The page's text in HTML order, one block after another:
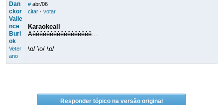
Dan
ckor
Valle
nce
Buri
ok
Veter
ano
# abr/06
citar· votar
Karaokeall
Aêêêêêêêêêêêêêêêêê...
\o/ \o/ \o/
Responder tópico na versão original